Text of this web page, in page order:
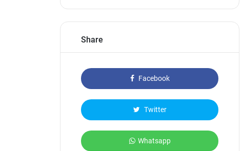
Share
Facebook
Twitter
Whatsapp